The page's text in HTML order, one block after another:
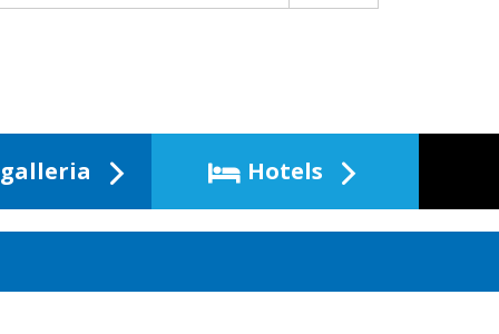
galleria Hotels